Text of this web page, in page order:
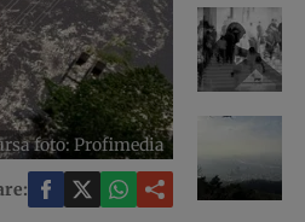
foto: Profimedia